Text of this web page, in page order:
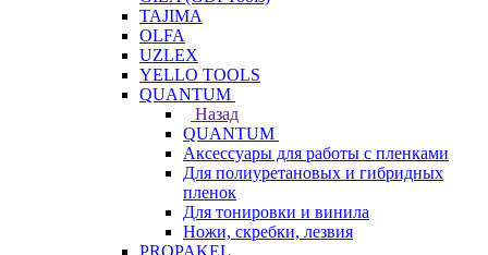
TAJIMA
OLFA
UZLEX
YELLO TOOLS
QUANTUM
Назад
QUANTUM
Аксессуары для работы с пленками
Для полиуретановых и гибридных
пленок
Для тонировки и винила
Ножи, скребки, лезвия
PROPAKEL